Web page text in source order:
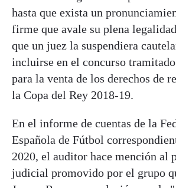
hasta que exista un
firme que avale su plena
que un juez la suspendiera
incluirse en el concurso
para la venta de los derechos de
la Copa del Rey 2018-19.
En el informe de cuentas de la
Española de Fútbol
2020, el auditor hace mención al
judicial promovido por el grupo